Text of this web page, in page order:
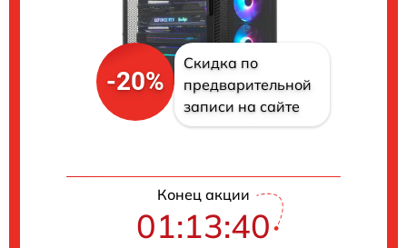
-20%
Скидка по
предварительной
записи на сайте
Конец акции
01:13:39